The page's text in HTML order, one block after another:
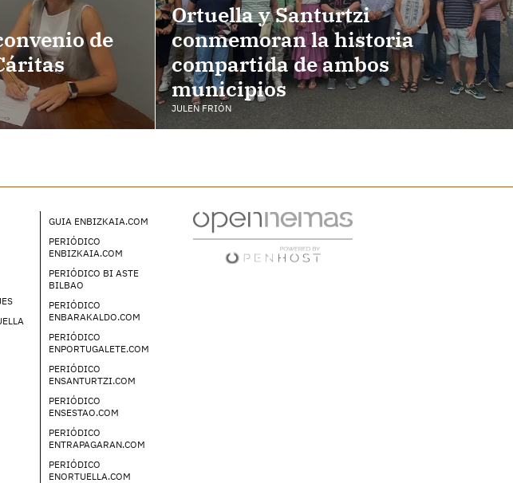
de
Ortuella y Santurtzi
conmemoran la historia
compartida de ambos
municipios
JULEN FRIÓN
GUIA ENBIZKAIA.COM
PERIÓDICO
ENBIZKAIA.COM
PERIÓDICO BI ASTE
BILBAO
PERIÓDICO
ENBARAKALDO.COM
PERIÓDICO
ENPORTUGALETE.COM
PERIÓDICO
ENSANTURTZI.COM
PERIÓDICO
ENSESTAO.COM
PERIÓDICO
ENTRAPAGARAN.COM
PERIÓDICO
ENORTUELLA.COM